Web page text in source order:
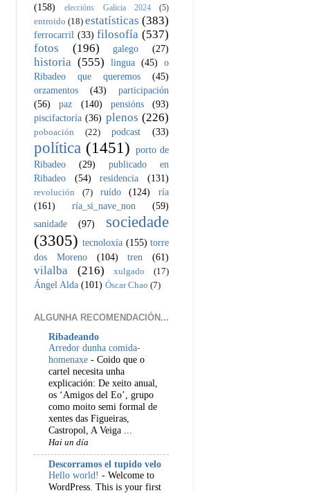
(158)
eleccións Galicia 2024 (5)
entroido (18) estatísticas (383)
ferrocarril (33) filosofía (537)
fotos
(196) galego (27)
historia (555) lingua (45)
o
Ribadeo que queremos
(45)
orzamentos
(43)
participación
(56)
paz (140) pensións
(93)
piscifactoría (36) plenos (226)
poboación (22) podcast (33)
política (1451) porto de
Ribadeo
(29)
publicado en
Ribadeo
(54) residencia (131)
revolución (7) ruído (124)
ría
(161)
ría_si_nave_non
(59)
sanidade
(97)
sociedade
(3305) tecnoloxía (155) torre
dos Moreno
(104) tren (61)
vilalba (216) xulgado (17)
Ángel Alda (101) Óscar Chao (7)
ALGUNHA RECOMENDACIÓN...
Ribadeando
Arredor dunha comida-
homenaxe - Coido que o
cartel necesita unha
explicación: De xeito anual,
os ‘Amigos del Eo’, grupo
como moito semi formal de
xentes das Figueiras,
Castropol, A Veiga ...
Hai un día
Descorramos el tupido velo
Hello world! - Welcome to
WordPress. This is your first